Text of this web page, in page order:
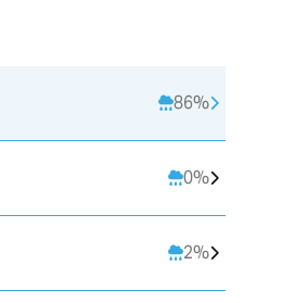
86%
0%
2%